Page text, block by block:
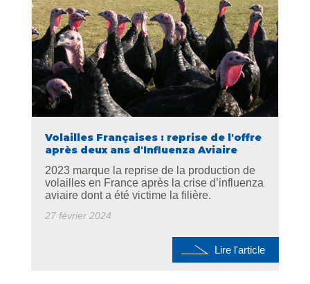
Volailles Françaises : reprise de l'offre
après deux ans d'Influenza Aviaire
2023 marque la reprise de la production de
volailles en France après la crise d’influenza
aviaire dont a été victime la filière.
27 février 2024
Lire l'article